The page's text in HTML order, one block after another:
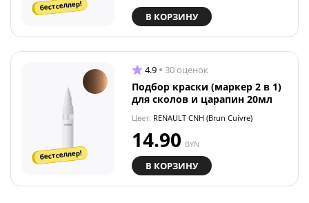
бестселлер!
В КОРЗИНУ
бестселлер!
4.9 30 оценок
Подбор краски (маркер 2 в 1)
для сколов и царапин 20мл
Цвет: RENAULT CNH (Brun Cuivre)
14.90 BYN
В КОРЗИНУ